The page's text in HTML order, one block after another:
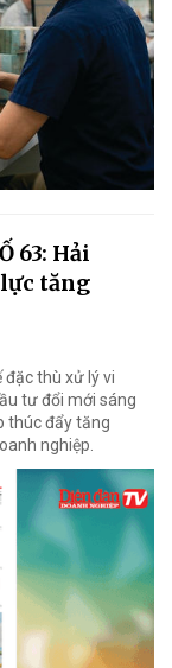
63: Hải
tăng
đặc thù xử lý vi
tư đổi mới sáng
thúc đẩy tăng
nghiệp.